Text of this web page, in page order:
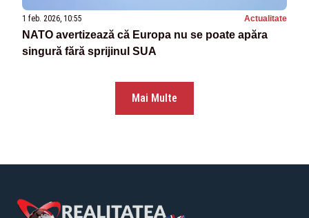
1 feb. 2026, 10:55 Actualitate
NATO avertizează că Europa nu se poate apăra
singură fără sprijinul SUA
Mai Multe